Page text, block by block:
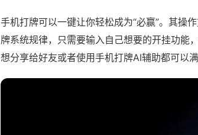
手机打牌可以一键让你轻松成为“必赢”。其操
牌系统规律，只需要输入自己想要的开挂功能
想分享给好友或者使用手机打牌AI辅助都可以满